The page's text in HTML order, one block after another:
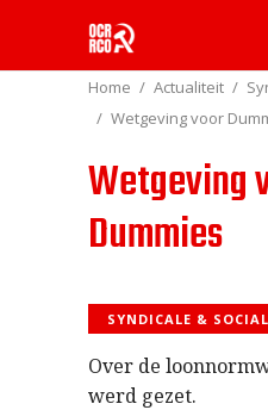
Home Actualiteit
Wetgeving voor
Wetgeving
Dummies
SYNDICALE &
Over de
werd gezet.